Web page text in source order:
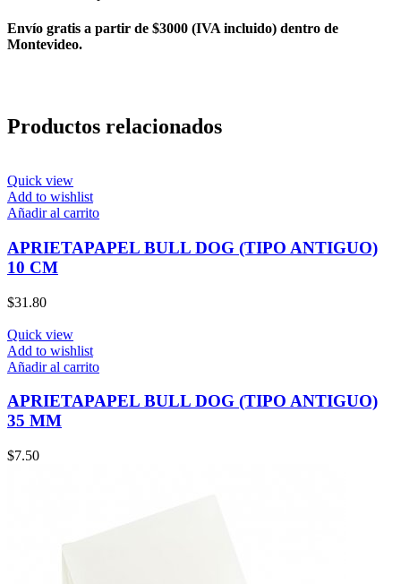
Envío gratis a partir de $3000 (IVA incluido) dentro de
Montevideo.
Productos relacionados
Quick view
Add to wishlist
Añadir al carrito
APRIETAPAPEL BULL DOG (TIPO ANTIGUO)
10 CM
$31.80
Quick view
Add to wishlist
Añadir al carrito
APRIETAPAPEL BULL DOG (TIPO ANTIGUO)
35 MM
$7.50